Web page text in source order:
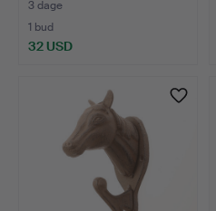
3 dage
1 bud
32 USD